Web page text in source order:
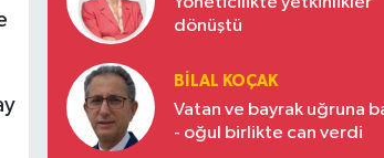
dönüştü
BILAL KOÇAK
Vatan ve bayrak uğruna
- oğul birlikte can verdi